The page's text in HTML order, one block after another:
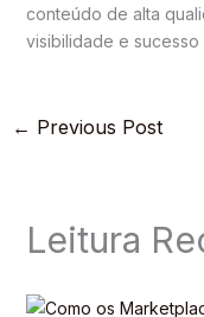
conteúdo de alta
visibilidade e sucesso
← Previous Post
Leitura